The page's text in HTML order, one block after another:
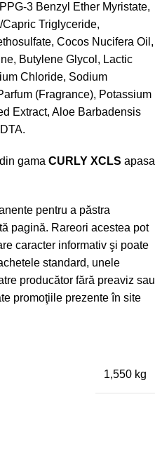
3 Benzyl Ether Myristate,
Triglyceride,
Cocos Nucifera Oil,
Butylene Glycol, Lactic
Chloride, Sodium
(Fragrance), Potassium
Extract, Aloe Barbadensis
gama CURLY XCLS apasa
pentru a păstra
pagină. Rareori acestea pot
caracter informativ şi poate
standard, unele
producător fără preaviz sau
promoţiile prezente în site
1,550 kg